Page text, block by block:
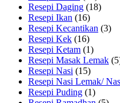
Resepi Daging (18)
Resepi Ikan (16)
Resepi Kecantikan (3)
Resepi Kek (16)
Resepi Ketam (1)
Resepi Masak Lemak
Resepi Nasi (15)
Resepi Nasi Lemak/
Resepi Puding (1)